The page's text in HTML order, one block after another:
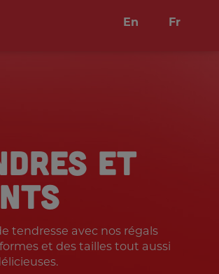
En Fr
ET
tendresse avec nos régals
et des tailles tout aussi